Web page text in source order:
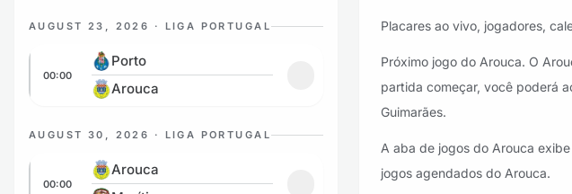
AUGUST 23, 2026 · LIGA PORTUGAL
Porto vs Arouca
00:00
Porto
Arouca
Adicionar aos favoritos: Porto vs Arouca
AUGUST 30, 2026 · LIGA PORTUGAL
Arouca vs Marítimo
00:00
Arouca
Placares ao vivo, jogadores,
Próximo jogo do Arouca. O
partida começar, você poderá
Guimarães.
A aba de jogos do Arouca
jogos agendados do Arouca.